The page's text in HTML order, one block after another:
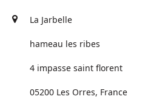
La Jarbelle
hameau les ribes
4 impasse saint florent
05200 Les Orres, France